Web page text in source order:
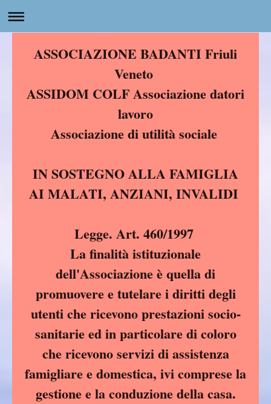
ASSOCIAZIONE BADANTI Friuli
Veneto
ASSIDOM COLF Associazione datori
lavoro
Associazione di utilità sociale
IN SOSTEGNO ALLA FAMIGLIA
AI MALATI, ANZIANI, INVALIDI
Legge. Art. 460/1997
La finalità istituzionale
dell'Associazione è quella di
promuovere e tutelare i diritti degli
utenti che ricevono prestazioni socio-
sanitarie ed in particolare di coloro
che ricevono servizi di assistenza
famigliare e domestica, ivi comprese la
gestione e la conduzione della casa.